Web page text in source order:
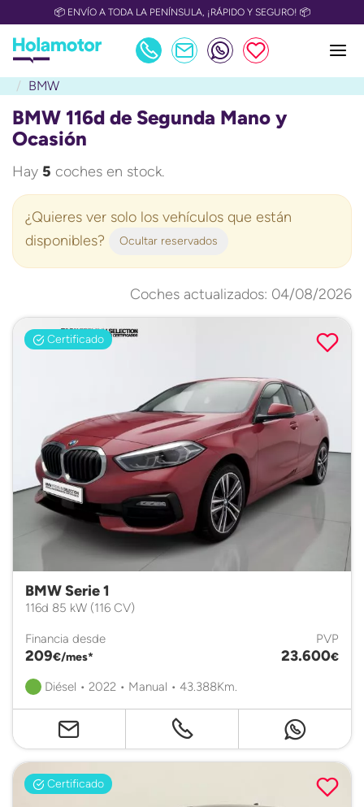
📦 ENVÍO A TODA LA PENÍNSULA, ¡RÁPIDO Y SEGURO! 📦
BMW
BMW 116d de Segunda Mano y
Ocasión
Hay 5 coches en stock.
¿Quieres ver solo los vehículos que están
disponibles?
Ocultar reservados
Coches actualizados: 04/08/2026
Certificado
BMW Serie 1
116d 85 kW (116 CV)
Financia desde
209€/mes*
PVP
23.600€
Diésel • 2022 • Manual • 43.388Km.
Certificado